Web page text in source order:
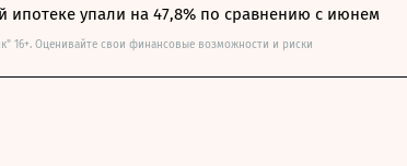
ипотеке упали на 47,8% по сравнению с июнем
16+. Оценивайте свои финансовые возможности и риски